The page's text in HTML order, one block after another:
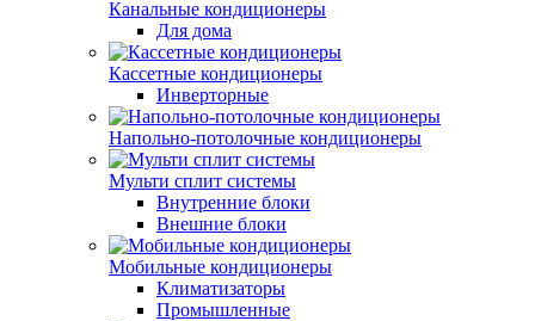
Канальные кондиционеры
Для дома
Кассетные кондиционеры
Инверторные
Напольно-потолочные кондиционеры
Мульти сплит системы
Внутренние блоки
Внешние блоки
Мобильные кондиционеры
Климатизаторы
Промышленные